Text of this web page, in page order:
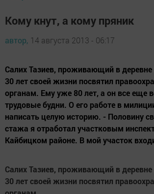
Кому кнут, а кому пряник
автор, 14 августа 2013 - 06:17
Салих Тазиев, проживающий в
30 лет своей жизни посвятил
органам. Ему уже 80 лет, а он все еще
трудовые будни. О его работе в
написать целую историю. - Половину
стажа я отработал участковым
Кайбицком районе. В мой участок
Салих Тазиев, проживающий в
30 лет своей жизни посвятил